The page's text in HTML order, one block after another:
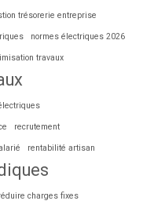
trésorerie entreprise
normes électriques 2026
travaux
recrutement
rentabilité artisan
charges fixes